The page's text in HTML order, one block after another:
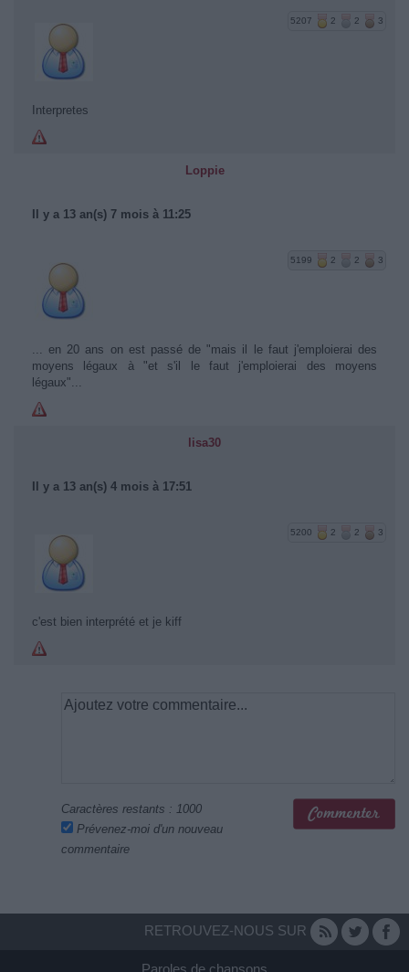
5207 2 2 3
Interpretes
Loppie
Il y a 13 an(s) 7 mois à 11:25
5199 2 2 3
... en 20 ans on est passé de "mais il le faut j'emploierai des
moyens légaux à "et s'il le faut j'emploierai des moyens
légaux"...
lisa30
Il y a 13 an(s) 4 mois à 17:51
5200 2 2 3
c'est bien interprété et je kiff
Caractères restants : 1000
Prévenez-moi d'un nouveau
commentaire
RETROUVEZ-NOUS SUR